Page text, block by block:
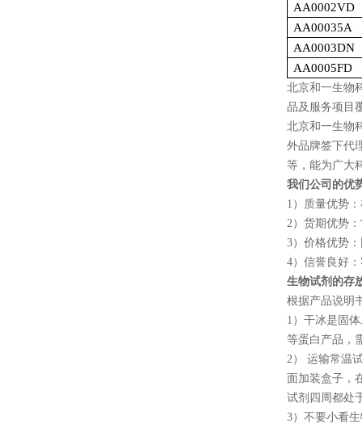
AA0002VD
AA00035A
AA0003DN
AA0005FD
北京和一生物
品及服务项目
北京和一生物
外品牌签下代
等，能为广大
我们公司的优
1 ）质量优势
2）货期优势
3）价格优势
4）信誉良好
生物试剂的存
根据产品说明
1 ）干冰是固
等蛋白产品，
2） 运输常温
面加装盒子，
试剂四周都处
3）不要小看